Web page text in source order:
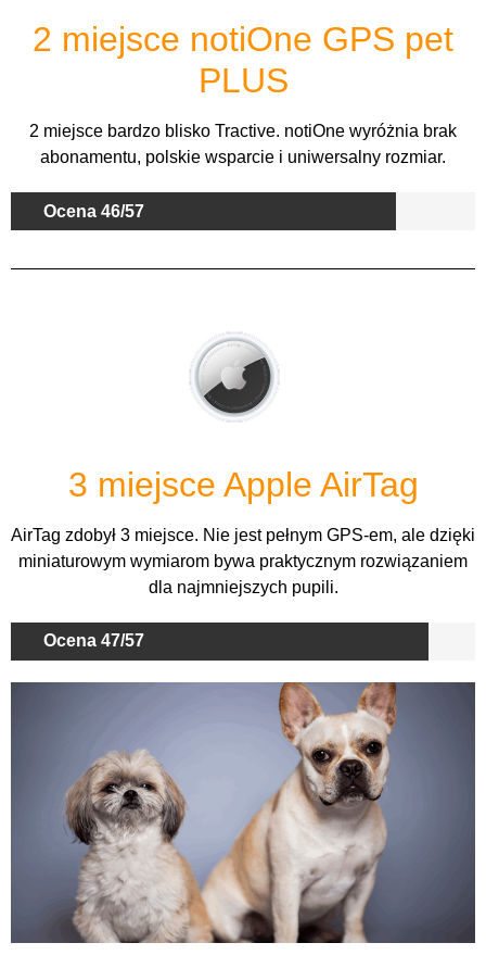
2 miejsce notiOne GPS pet
PLUS
2 miejsce bardzo blisko Tractive. notiOne wyróżnia brak
abonamentu, polskie wsparcie i uniwersalny rozmiar.
Ocena 46/57
3 miejsce Apple AirTag
AirTag zdobył 3 miejsce. Nie jest pełnym GPS-em, ale dzięki
miniaturowym wymiarom bywa praktycznym rozwiązaniem
dla najmniejszych pupili.
Ocena 47/57